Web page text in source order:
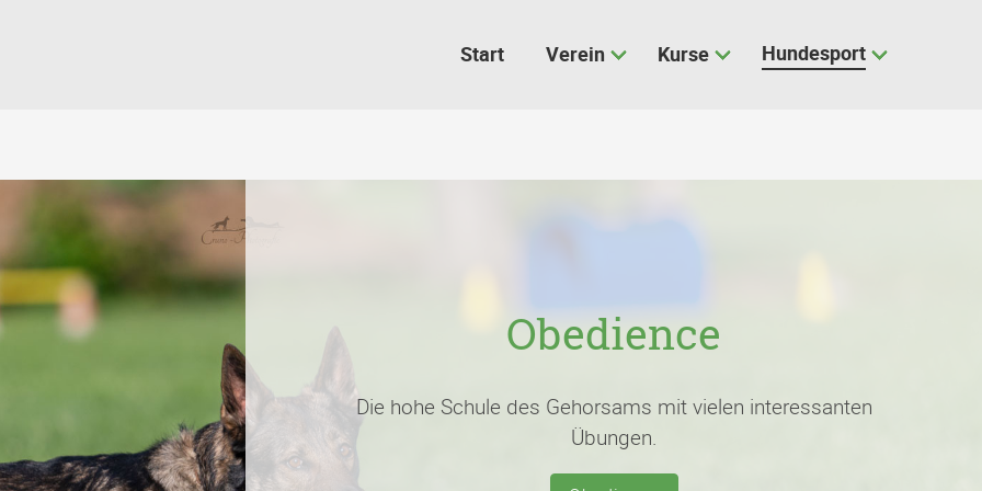
Start Verein Kurse Hundesport
Obedience
Die hohe Schule des Gehorsams mit vielen interessanten
Übungen.